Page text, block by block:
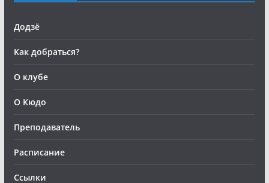
Додзё
Как добраться?
О клубе
О Кюдо
Преподаватель
Расписание
Ссылки